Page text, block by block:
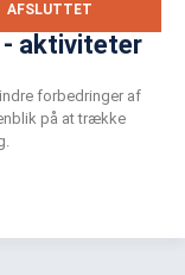
AFSLUTTET
- aktiviteter
forbedringer af
på at trække